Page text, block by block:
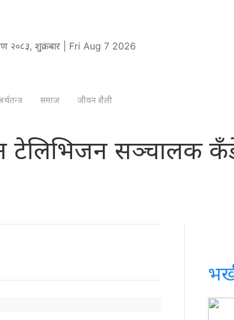
२०८३, शुक्रबार | Fri Aug 7 2026
समाज जीवन शैली
टेलिभिजन सञ्चालक